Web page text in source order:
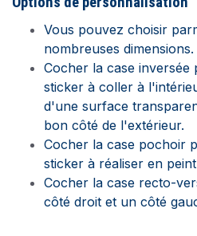
Vous pouvez choisir
nombreuses dimensions.
Cocher la case
sticker à coller à
d'une surface
bon côté de l'extérieur.
Cocher la case pochoir
sticker à réaliser en
Cocher la case recto-
côté droit et un côté